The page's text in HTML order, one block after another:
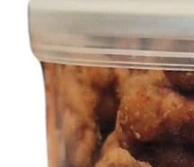
produktinformation